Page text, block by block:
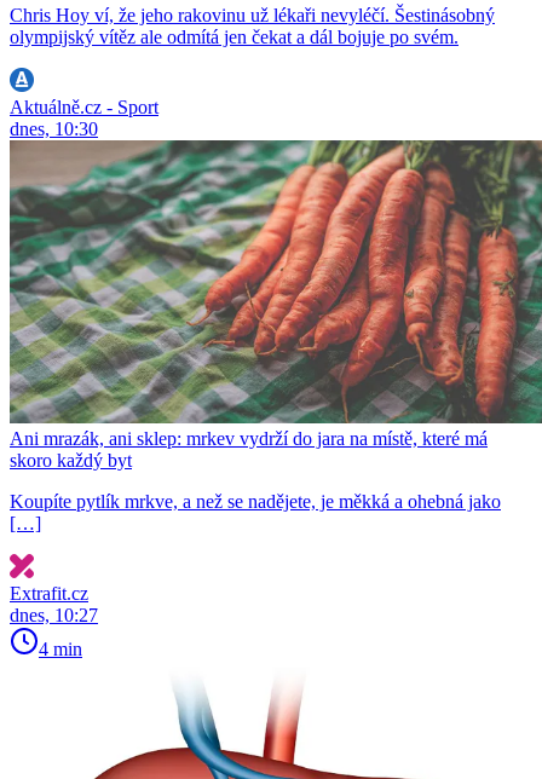
Chris Hoy ví, že jeho rakovinu už lékaři nevyléčí. Šestinásobný
olympijský vítěz ale odmítá jen čekat a dál bojuje po svém.
Aktuálně.cz - Sport
dnes, 10:30
Ani mrazák, ani sklep: mrkev vydrží do jara na místě, které má
skoro každý byt
Koupíte pytlík mrkve, a než se nadějete, je měkká a ohebná jako
[…]
Extrafit.cz
dnes, 10:27
4 min